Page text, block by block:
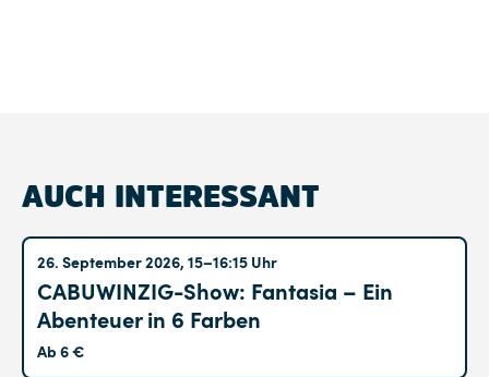
AUCH INTERESSANT
26. September 2026, 15–16:15 Uhr
CABUWINZIG-Show: Fantasia – Ein
Abenteuer in 6 Farben
Ab 6 €